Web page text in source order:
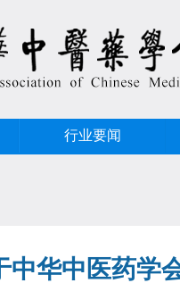
行业要闻
中华中医药学